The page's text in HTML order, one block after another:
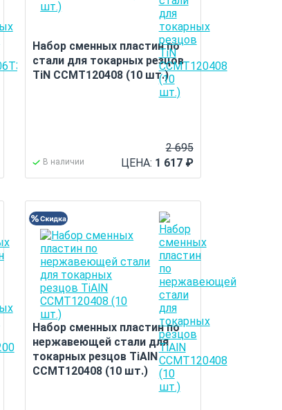
Набор сменных пластин по
стали для токарных резцов
TiN CCMT120408 (10 шт.)
В наличии ЦЕНА: 1 617 ₽
2 695
Набор сменных пластин по
нержавеющей стали для
токарных резцов TiAlN
CCMT120408 (10 шт.)